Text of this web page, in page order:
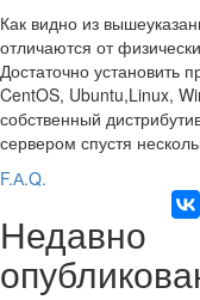
Как видно из
отличаются от
Достаточно установить
CentOS, Ubuntu,Linux,
собственный
сервером спустя
F.А.Q.
Недавно